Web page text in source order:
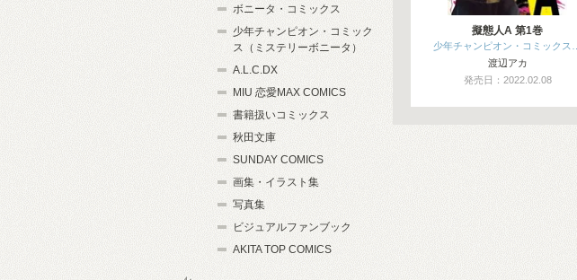
擬態人A 第1巻
少年チャンピオン・コミックス…
渡辺アカ
発売日：2022.02.08
ボニータ・コミックス
少年チャンピオン・コミック
ス（ミステリーボニータ）
A.L.C.DX
MIU 恋愛MAX COMICS
書籍扱いコミックス
秋田文庫
SUNDAY COMICS
画集・イラスト集
写真集
ビジュアルファンブック
AKITA TOP COMICS